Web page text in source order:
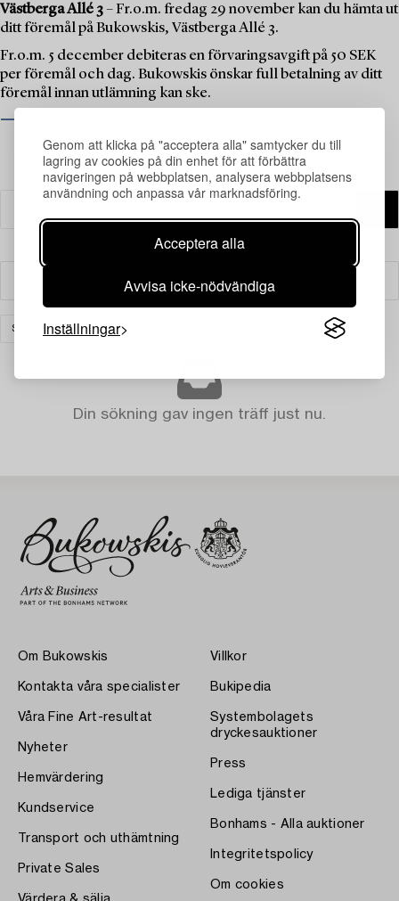
Genom att klicka på "acceptera alla" samtycker du till
lagring av cookies på din enhet för att förbättra
navigeringen på webbplatsen, analysera webbplatsens
användning och anpassa vår marknadsföring.
Acceptera alla
Avvisa icke-nödvändiga
Inställningar
Västberga Allé 3– Fr.o.m. fredag 29 november kan du hämta ut
ditt föremål på Bukowskis, Västberga Allé 3.
Fr.o.m. 5 december debiteras en förvaringsavgift på 50 SEK
per föremål och dag. Bukowskis önskar full betalning av ditt
föremål innan utlämning kan ske.
⟶ Se öppettider
Filter
SMYCKEN RENSA ALLA
Din sökning gav ingen träff just nu.
Om Bukowskis
Kontakta våra specialister
Våra Fine Art-resultat
Nyheter
Hemvärdering
Kundservice
Transport och uthämtning
Private Sales
Villkor
Bukipedia
Systembolagets
dryckesauktioner
Press
Lediga tjänster
Bonhams - Alla auktioner
Integritetspolicy
Om cookies